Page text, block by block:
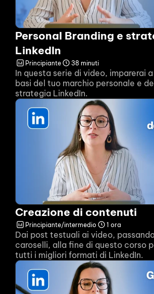
Personal Branding e
LinkedIn
Principiante 38 minuti
In questa serie di video, imparerai
basi del tuo marchio personale e
strategia LinkedIn.
Creazione di contenuti
Principiante/intermedio 1 ora
Dai post testuali ai video,
caroselli, alla fine di questo corso
tutti i migliori formati di LinkedIn.